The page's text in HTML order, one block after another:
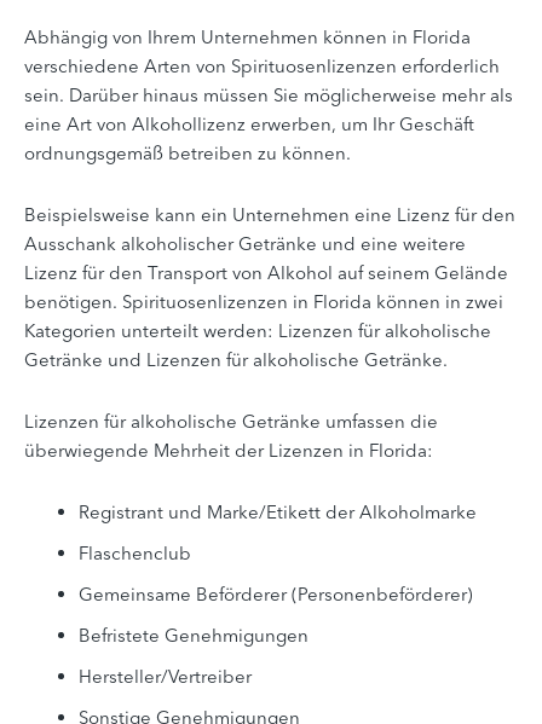
Abhängig von Ihrem Unternehmen können in Florida
verschiedene Arten von Spirituosenlizenzen erforderlich
sein. Darüber hinaus müssen Sie möglicherweise mehr als
eine Art von Alkohollizenz erwerben, um Ihr Geschäft
ordnungsgemäß betreiben zu können.
Beispielsweise kann ein Unternehmen eine Lizenz für den
Ausschank alkoholischer Getränke und eine weitere
Lizenz für den Transport von Alkohol auf seinem Gelände
benötigen. Spirituosenlizenzen in Florida können in zwei
Kategorien unterteilt werden: Lizenzen für alkoholische
Getränke und Lizenzen für alkoholische Getränke.
Lizenzen für alkoholische Getränke umfassen die
überwiegende Mehrheit der Lizenzen in Florida:
Registrant und Marke/Etikett der Alkoholmarke
Flaschenclub
Gemeinsame Beförderer (Personenbeförderer)
Befristete Genehmigungen
Hersteller/Vertreiber
Sonstige Genehmigungen